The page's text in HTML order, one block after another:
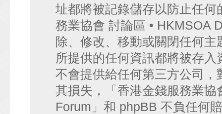
址都將被記錄儲存以防止任
務業協會 討論區 • HKMSOA
除、修改、移動或關閉任何
所提供的任何資訊都將被存
不會提供給任何第三方公司
其損失，「香港金錢服務業
Forum」和 phpBB 不負任何